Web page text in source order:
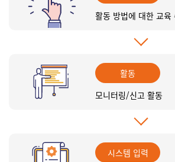
활동 방법에 대한 교육
활동
모니터링/신고 활동
시스템 입력